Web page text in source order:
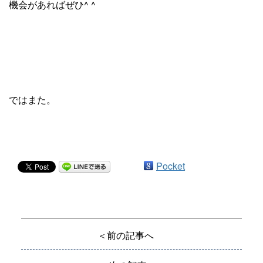
機会があればぜひ^ ^
ではまた。
Pocket
＜前の記事へ